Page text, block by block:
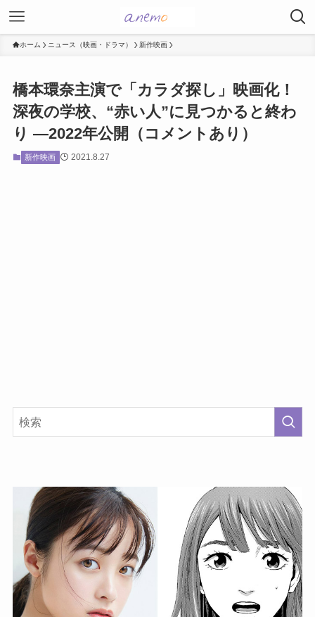
ホーム ニュース（映画・ドラマ） 新作映画
橋本環奈主演で「カラダ探し」映画化！
深夜の学校、“赤い人”に見つかると終わ
り ―2022年公開（コメントあり）
新作映画 2021.8.27